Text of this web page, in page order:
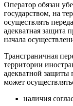
Оператор обязан
государством, на
осуществлять
адекватная защита
начала
Трансграничная
территории
адекватной защиты
может
наличия